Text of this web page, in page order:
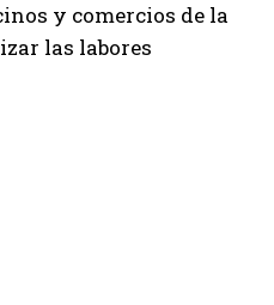
y comercios de la
las labores